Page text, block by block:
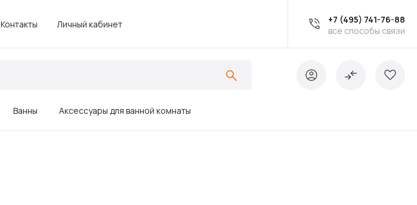
Контакты Личный кабинет
+7 (495) 741-76-88
все способы связи
Ванны Аксессуары для ванной комнаты